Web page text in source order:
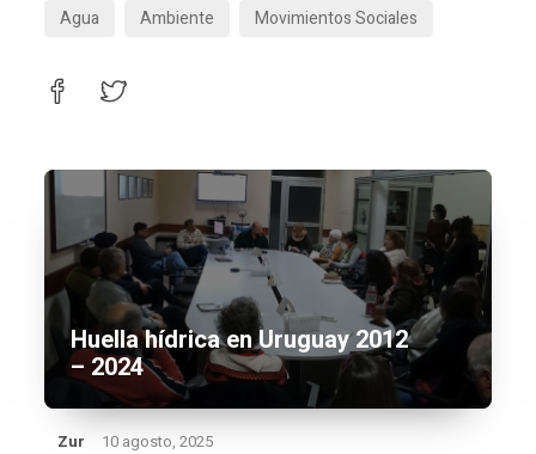
Agua Ambiente Movimientos Sociales
Huella hídrica en Uruguay 2012
– 2024
Zur 10 agosto, 2025